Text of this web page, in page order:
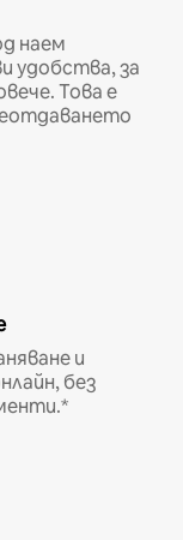
наем
удобства, за
Това е
и
без